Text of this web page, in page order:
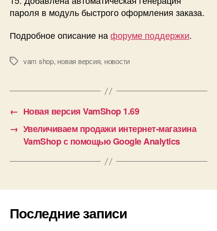
пароля в модуль быстрого оформления заказа.
Подробное описание нафоруме поддержки.
Меткиvam shop, новая версия, новости
← Новая версия VamShop 1.69
→ Увеличиваем продажи интернет-магазина
VamShop с помощью Google Analytics
Последние записи